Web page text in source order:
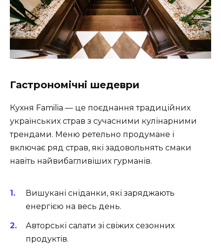
Гастрономічні шедеври
Кухня Familia — це поєднання традиційних
українських страв з сучасними кулінарними
трендами. Меню ретельно продумане і
включає ряд страв, які задовольнять смаки
навіть найвибагливіших гурманів.
Вишукані сніданки, які заряджають
енергією на весь день.
Авторські салати зі свіжих сезонних
продуктів.